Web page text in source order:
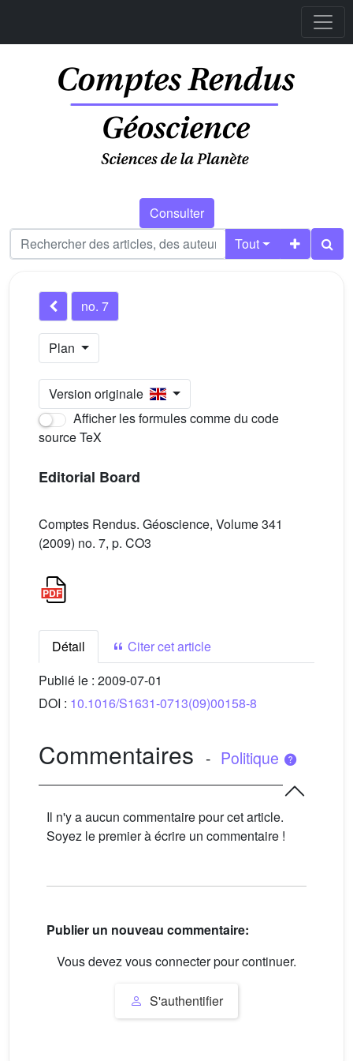
Consulter
Tout
no. 7
Plan
Version originale
Afficher les formules comme du code
source TeX
Editorial Board
Comptes Rendus. Géoscience, Volume 341
(2009) no. 7, p. CO3
Détail
Citer cet article
Publié le : 2009-07-01
DOI : 10.1016/S1631-0713(09)00158-8
Commentaires - Politique
Il n'y a aucun commentaire pour cet article.
Soyez le premier à écrire un commentaire !
Publier un nouveau commentaire:
Vous devez vous connecter pour continuer.
S'authentifier